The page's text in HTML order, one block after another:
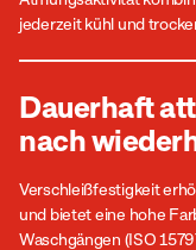
jederzeit kühl und
Dauerhaft
nach
Verschleißfestigkeit
und bietet eine hohe
Waschgängen (ISO